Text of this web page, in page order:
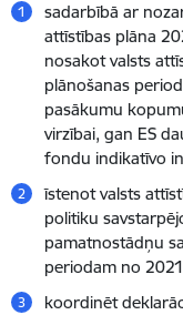
sadarbībā ar
attīstības plāna
nosakot valsts
plānošanas
pasākumu
virzībai, gan ES
fondu indikatīvo
īstenot valsts
politiku
pamatnostādņu
periodam no
koordinēt